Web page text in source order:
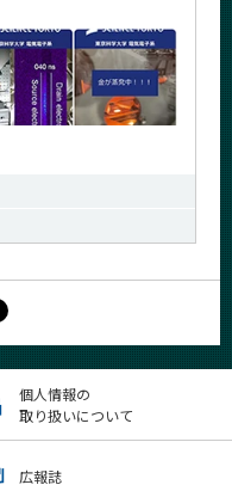
個人情報の
取り扱いについて
広報誌